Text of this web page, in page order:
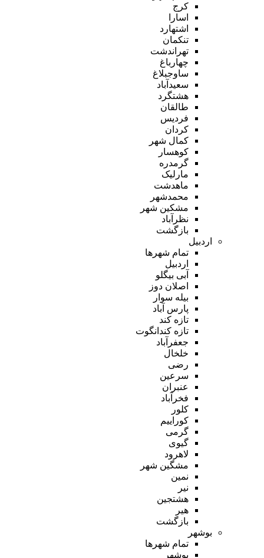
کرج
اسارا
اشتهارد
تنکمان
تهراندشت
چهارباغ
ساوجبلاغ
سعیدآباد
هشتگرد
طالقان
فردیس
کردان
کمال شهر
کوهسار
گرمدره
مارلیک
ماهدشت
محمدشهر
مشکین شهر
نظرآباد
بازگشت
اردبیل
تمام شهر‌ها
اردبیل
آبی بیگلو
اصلان دوز
بیله سوار
پارس آباد
تازه کند
تازه کندانگوت
جعفرآباد
خلخال
رضی
سرعین
عنبران
فخرآباد
کلور
کوراییم
گرمی
گیوی
لاهرود
مشگین شهر
نمین
نیر
هشتجین
هیر
بازگشت
بوشهر
تمام شهر‌ها
بوشهر